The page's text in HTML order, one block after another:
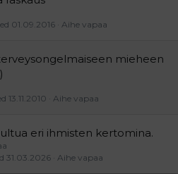
Aihe vapaa
01.09.2016
mieheen
Aihe vapaa
13.11.2010
eri ihmisten kertomina.
Aihe vapaa
31.03.2026